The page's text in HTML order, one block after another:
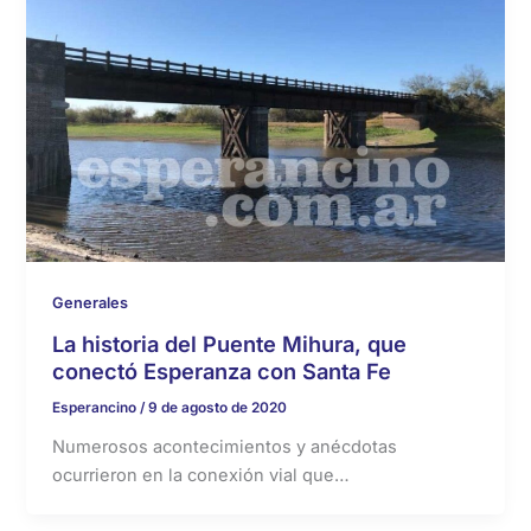
Generales
La historia del Puente Mihura, que
conectó Esperanza con Santa Fe
Esperancino /9 de agosto de 2020
Numerosos acontecimientos y anécdotas
ocurrieron en la conexión vial que…